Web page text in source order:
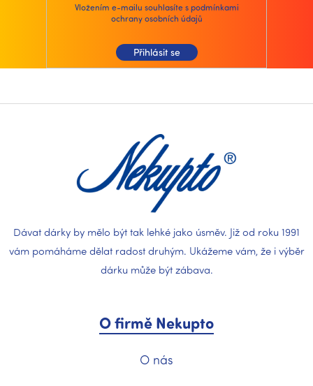
Vložením e-mailu souhlasíte spodmínkami
ochrany osobních údajů
Přihlásit se
á
Dávat dárky by mělo být tak lehké jako úsměv. Již od roku 1991
vám pomáháme dělat radost druhým. Ukážeme vám, že i výběr
dárku může být zábava.
O firmě Nekupto
O nás